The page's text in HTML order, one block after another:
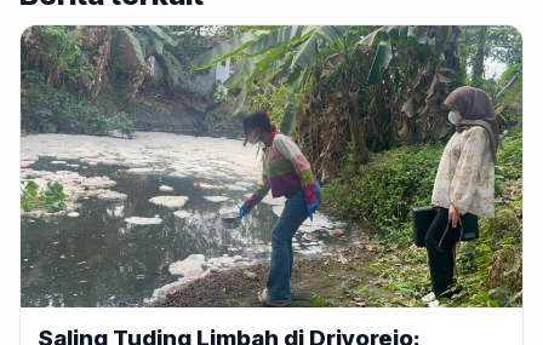
Saling Tuding Limbah di Driyorejo: